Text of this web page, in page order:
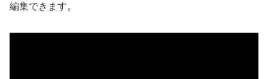
編集できます。